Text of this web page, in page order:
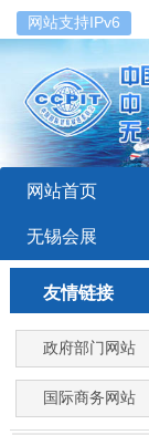
网站支持IPv6
网站首页
无锡会展
友情链接
政府部门网站
国际商务网站